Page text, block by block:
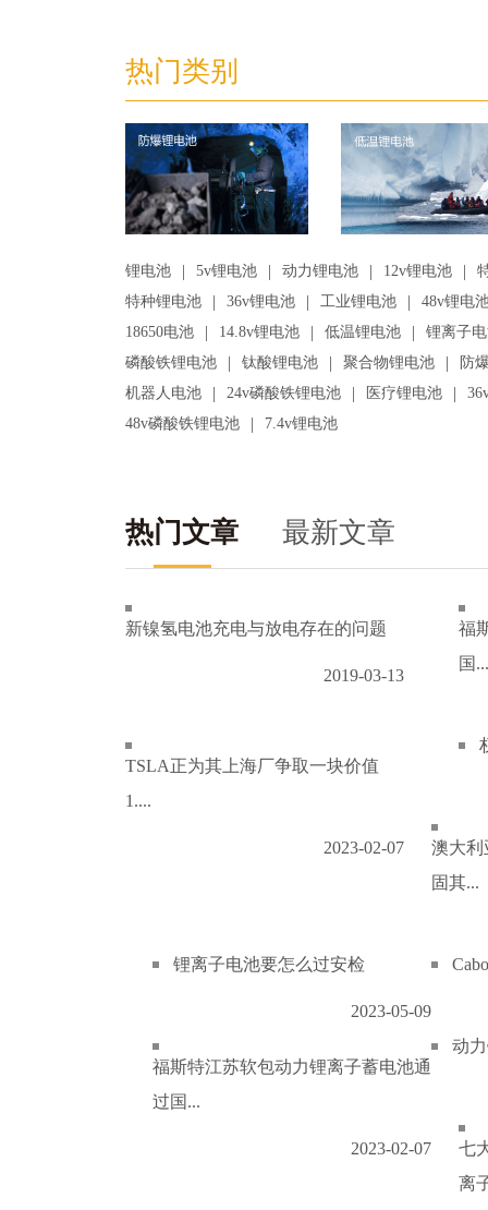
热门类别
锂电池 | 5v锂电池 | 动力锂电池 | 12v锂电池 |
特种锂电池
| 36v锂电池 | 工业锂电池 |
48v锂电
18650电池
| 14.8v锂电池 | 低温锂电池 |
锂离子
磷酸铁锂电池
| 钛酸锂电池 | 聚合物锂电池 |
防
机器人电池
| 24v磷酸铁锂电池 | 医疗锂电池 |
48v磷酸铁锂电池
| 7.4v锂电池
热门文章 最新文章
新镍氢电池充电与放电存在的问题
2019-03-13
福
国
TSLA正为其上海厂争取一块价值
1....
2023-02-07
澳大利
固其...
锂离子电池要怎么过安检
2023-05-09
福斯特江苏软包动力锂离子蓄电池通
过国...
2023-02-07
动
七
离